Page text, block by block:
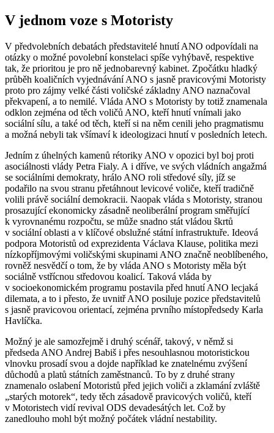
V jednom voze s Motoristy
V předvolebních debatách představitelé hnutí ANO odpovídali na
otázky o možné povolební konstelaci spíše vyhýbavě, respektive
tak, že prioritou je pro ně jednobarevný kabinet. Zpočátku hladký
průběh koaličních vyjednávání ANO s jasně pravicovými Motoristy
proto pro zájmy velké části voličské základny ANO naznačoval
překvapení, a to nemilé. Vláda ANO s Motoristy by totiž znamenala
odklon zejména od těch voličů ANO, kteří hnutí vnímali jako
sociální sílu, a také od těch, kteří si na něm cenili jeho pragmatismu
a možná nebyli tak všímaví k ideologizaci hnutí v posledních letech.
Jedním z úhelných kamenů rétoriky ANO v opozici byl boj proti
asociálnosti vlády Petra Fialy. A i dříve, ve svých vládních angažmá
se sociálními demokraty, hrálo ANO roli středové síly, jíž se
podařilo na svou stranu přetáhnout levicové voliče, kteří tradičně
volili právě sociální demokracii. Naopak vláda s Motoristy, stranou
prosazující ekonomicky zásadně neoliberální program směřující
k vyrovnanému rozpočtu, se může snadno stát vládou škrtů
v sociální oblasti a v klíčové obslužné státní infrastruktuře. Ideová
podpora Motoristů od exprezidenta Václava Klause, politika mezi
nízkopříjmovými voličskými skupinami ANO značně neoblíbeného,
rovněž nesvědčí o tom, že by vláda ANO s Motoristy měla být
sociálně vstřícnou středovou koalicí. Taková vláda by
v socioekonomickém programu postavila před hnutí ANO lecjaká
dilemata, a to i přesto, že uvnitř ANO posiluje pozice představitelů
s jasně pravicovou orientací, zejména prvního místopředsedy Karla
Havlíčka.
Možný je ale samozřejmě i druhý scénář, takový, v němž si
předseda ANO Andrej Babiš i přes nesouhlasnou motoristickou
vlnovku prosadí svou a dojde například ke znatelnému zvýšení
důchodů a platů státních zaměstnanců. To by z druhé strany
znamenalo oslabení Motoristů před jejich voliči a zklamání zvláště
„starých motorek“, tedy těch zásadově pravicových voličů, kteří
v Motoristech vidí revival ODS devadesátých let. Což by
zanedlouho mohl být možný počátek vládní nestability.